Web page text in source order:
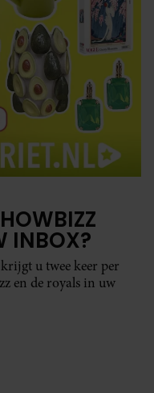
INBOX?
u twee keer per
en de royals in uw